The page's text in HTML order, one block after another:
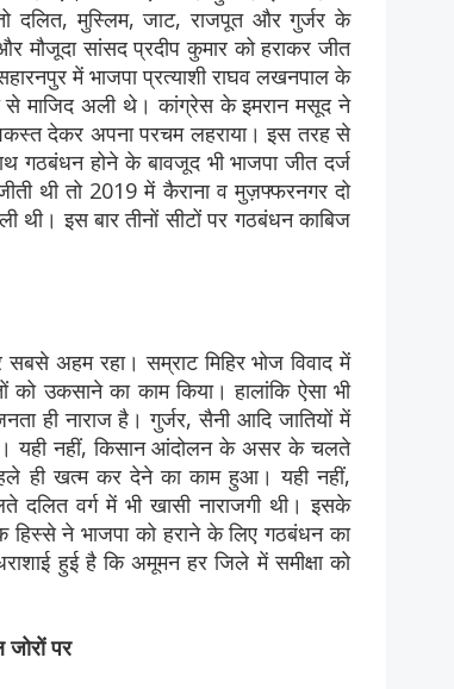
दलित, मुस्लिम, जाट, राजपूत और गुर्जर के
मौजूदा सांसद प्रदीप कुमार को हराकर जीत
में भाजपा प्रत्याशी राघव लखनपाल के
माजिद अली थे। कांग्रेस के इमरान मसूद ने
देकर अपना परचम लहराया। इस तरह से
गठबंधन होने के बावजूद भी भाजपा जीत दर्ज
थी तो 2019 में कैराना व मुज़फ्फरनगर दो
थी। इस बार तीनों सीटों पर गठबंधन काबिज
अहम रहा। सम्राट मिहिर भोज विवाद में
उकसाने का काम किया। हालांकि ऐसा भी
ही नाराज है। गुर्जर, सैनी आदि जातियों में
यही नहीं, किसान आंदोलन के असर के चलते
ही खत्म कर देने का काम हुआ। यही नहीं,
वर्ग में भी खासी नाराजगी थी। इसके
हिस्से ने भाजपा को हराने के लिए गठबंधन का
हुई है कि अमूमन हर जिले में समीक्षा को
पर